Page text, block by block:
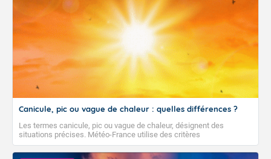
Canicule, pic ou vague de chaleur : quelles différences ?
Les termes canicule, pic ou vague de chaleur, désignent des
situations précises. Météo-France utilise des critères
climatologiques pour évaluer et qualifier les épisodes de chaleur qui
peuvent avoir des impacts sanitaires et socio-économiques